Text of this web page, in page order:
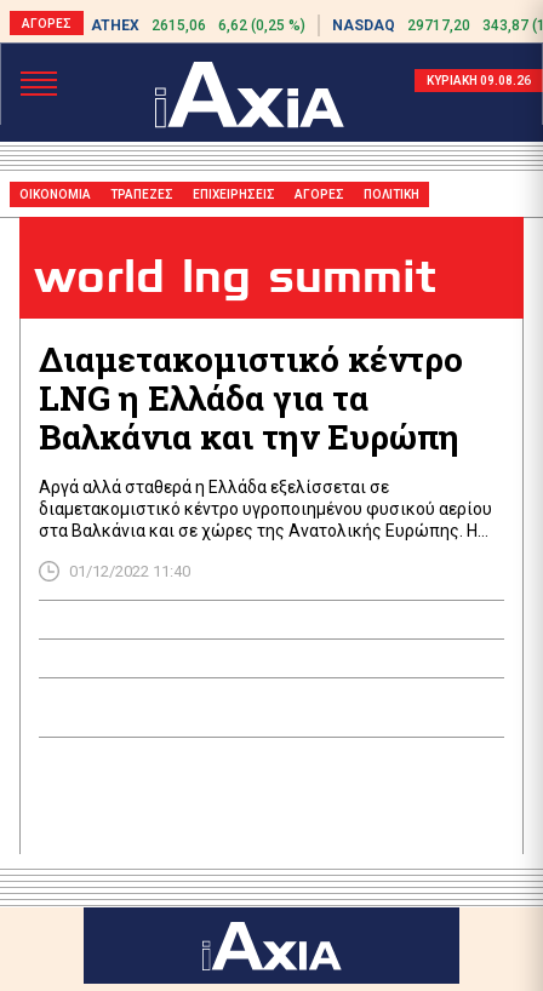
ATHEX 2615,06 6,62 (0,25 %) NASDAQ 29717,20 343,87
ΚΥΡΙΑΚΗ 09.08.26
ΟΙΚΟΝΟΜΙΑ ΤΡΑΠΕΖΕΣ ΕΠΙΧΕΙΡΗΣΕΙΣ ΑΓΟΡΕΣ ΠΟΛΙΤΙΚΗ
world lng summit
Διαμετακομιστικό κέντρο
LNG η Ελλάδα για τα
Βαλκάνια και την Ευρώπη
Αργά αλλά σταθερά η Ελλάδα εξελίσσεται σε
διαμετακομιστικό κέντρο υγροποιημένου φυσικού αερίου
στα Βαλκάνια και σε χώρες της Ανατολικής Ευρώπης. Η
μεγαλύτερη αύξηση εισαγωγών LNG κατά την περίοδο
Ιανουαρίου – Οκτωβρίου 2022. Η χώρα μας έφερε
τόνους έναντι της […]
01/12/2022 11:40